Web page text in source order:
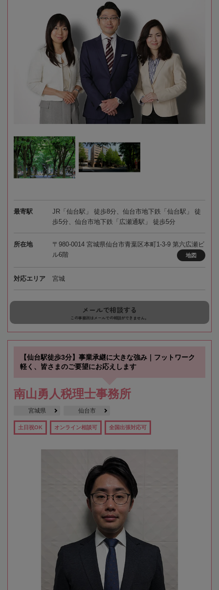
最寄駅
JR「仙台駅」 徒歩8分、仙台市地下鉄「仙台駅」 徒
歩5分、仙台市地下鉄「広瀬通駅」 徒歩5分
所在地
〒980-0014 宮城県仙台市青葉区本町1-3-9 第六広瀬ビ
ル6階
地図
対応エリア 宮城
メールで相談する
この事務所はメールでの相談ができません。
【仙台駅徒歩3分】事業承継に大きな強み｜フットワーク
軽く、皆さまのご要望にお応えします
南山勇人税理士事務所
宮城県 仙台市
土日祝OK オンライン相談可 全国出張対応可